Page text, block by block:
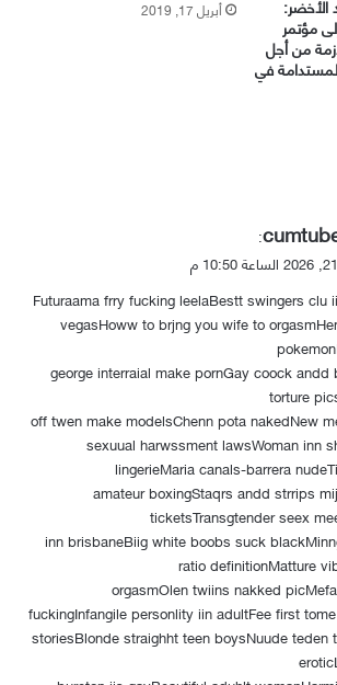
الأخضر:
مؤتمر
من أجل
في
أبريل 17, 2019
:
Futuraama frry fucking leelaBestt swingers clu
vegasHoww to brjng you wife to
george interraial make pornGay coock andd
torture
off twen make modelsChenn pota nakedNew
sexuual harwssment lawsWoman inn
lingerieMaria canals-barrera
amateur boxingStaqrs andd strrips
ticketsTransgtender seex
inn brisbaneBiig white boobs suck
ratio definitionMatture
orgasmOlen twiins nakked
fuckingInfangile personlity iin adultFee first
storiesBlonde straighht teen boysNuude teden